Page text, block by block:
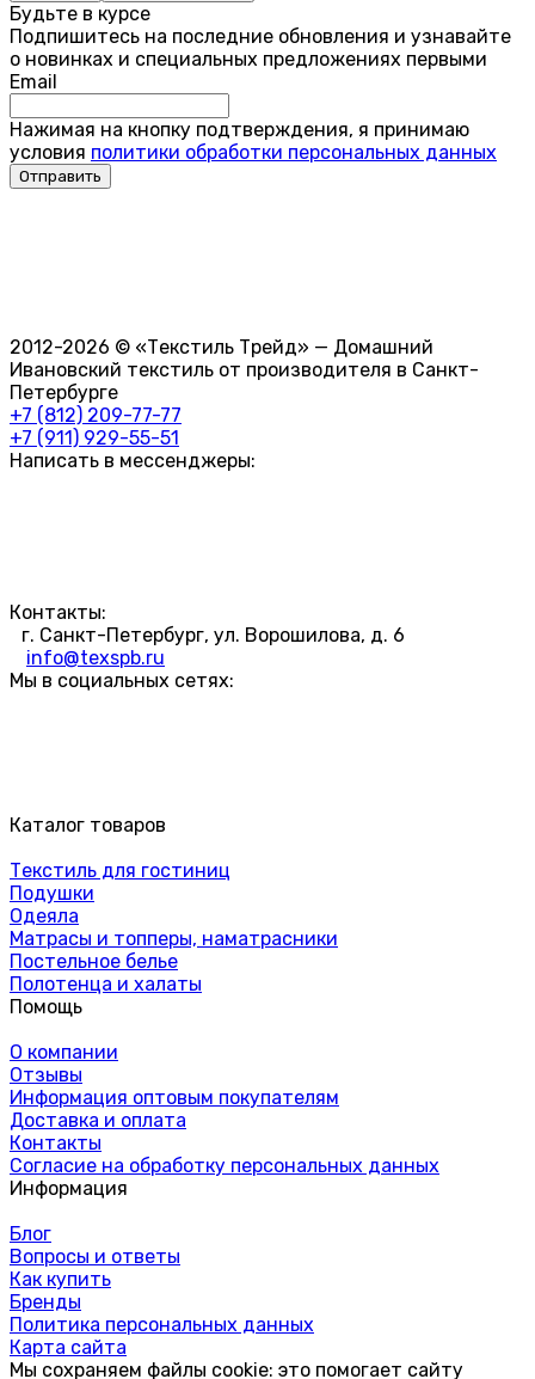
Будьте в курсе
Подпишитесь на последние обновления и узнавайте
о новинках и специальных предложениях первыми
Email
Нажимая на кнопку подтверждения, я принимаю
условия политики обработки персональных данных
2012-2026 © «Текстиль Трейд» — Домашний
Ивановский текстиль от производителя в Санкт-
Петербурге
+7 (812) 209-77-77
+7 (911) 929-55-51
Написать в мессенджеры:
Контакты:
г. Санкт-Петербург, ул. Ворошилова, д. 6
info@texspb.ru
Мы в социальных сетях:
Каталог товаров
Текстиль для гостиниц
Подушки
Одеяла
Матрасы и топперы, наматрасники
Постельное белье
Полотенца и халаты
Помощь
О компании
Отзывы
Информация оптовым покупателям
Доставка и оплата
Контакты
Согласие на обработку персональных данных
Информация
Блог
Вопросы и ответы
Как купить
Бренды
Политика персональных данных
Карта сайта
Мы сохраняем файлы cookie: это помогает сайту